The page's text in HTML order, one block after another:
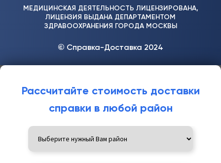
МЕДИЦИНСКАЯ ДЕЯТЕЛЬНОСТЬ ЛИЦЕНЗИРОВАНА,
ЛИЦЕНЗИЯ ВЫДАНА ДЕПАРТАМЕНТОМ
ЗДРАВООХРАНЕНИЯ ГОРОДА МОСКВЫ
© Справка-Доставка 2024
Рассчитайте стоимость доставки
справки в любой район